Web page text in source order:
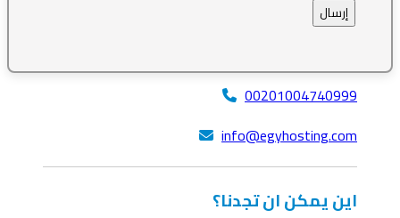
إرسال
00201004740999
info@egyhosting.com
اين يمكن ان تجدنا؟